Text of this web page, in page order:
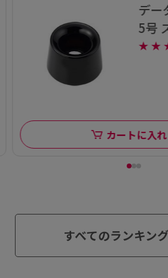
デー
5号
★ ★
カートに入
すべてのランキン